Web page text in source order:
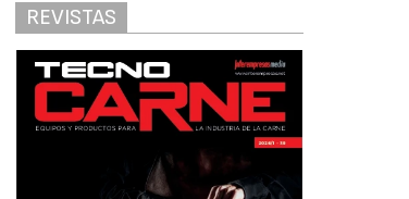
REVISTAS